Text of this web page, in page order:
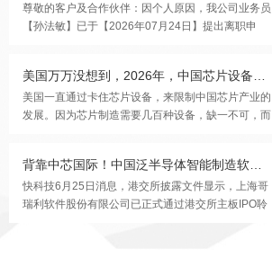
尊敬的客户及合作伙伴：因个人原因，我公司业务员
【孙法敏】已于【2026年07月24日】提出离职申
美国一直通过卡住芯片设备，来限制中国芯片产业的
发展。因为芯片制造需要几百种设备，缺一不可，而
快科技6月25日消息，港交所披露文件显示，上海哥
瑞利软件股份有限公司已正式通过港交所主板IPO聆